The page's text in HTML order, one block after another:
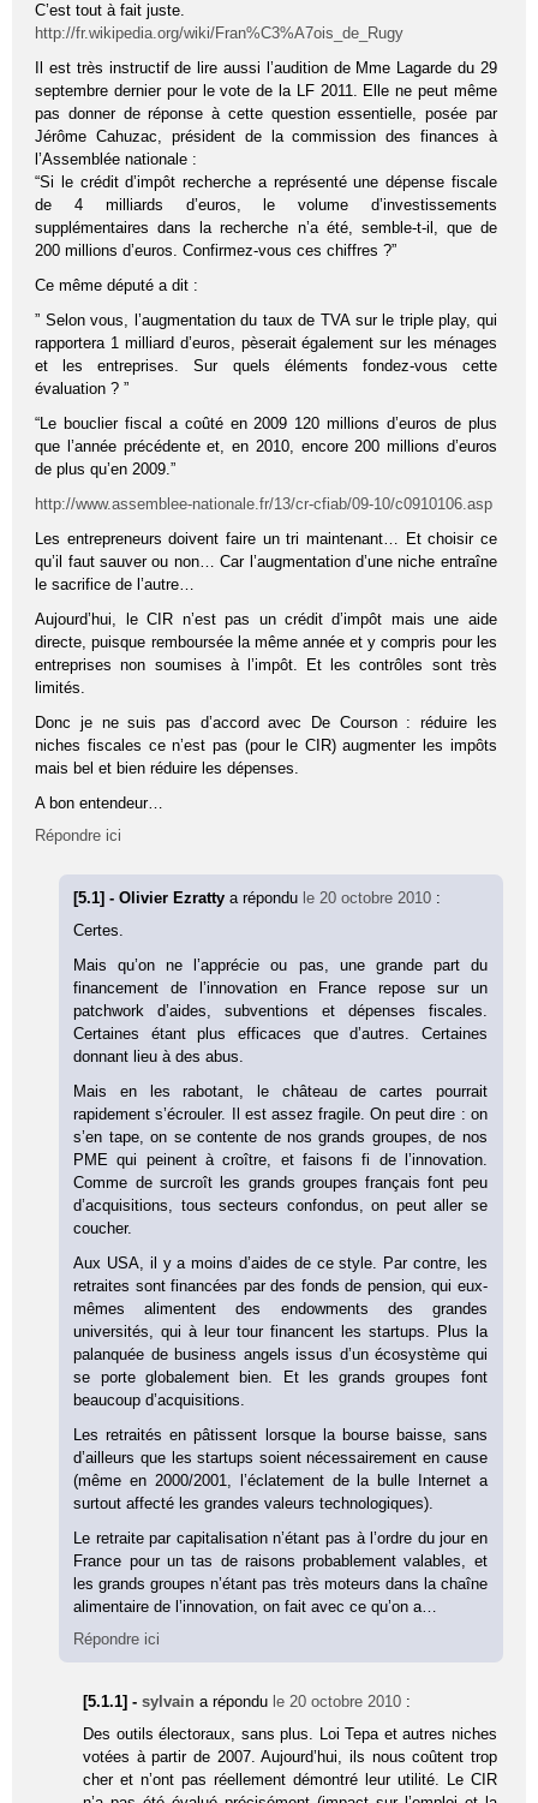
C’est tout à fait juste.
http://fr.wikipedia.org/wiki/Fran%C3%A7ois_de_Rugy
Il est très instructif de lire aussi l’audition de Mme Lagarde du 29
septembre dernier pour le vote de la LF 2011. Elle ne peut même
pas donner de réponse à cette question essentielle, posée par
Jérôme Cahuzac, président de la commission des finances à
l’Assemblée nationale :
“Si le crédit d’impôt recherche a représenté une dépense fiscale
de 4 milliards d’euros, le volume d’investissements
supplémentaires dans la recherche n’a été, semble-t-il, que de
200 millions d’euros. Confirmez-vous ces chiffres ?”
Ce même député a dit :
” Selon vous, l’augmentation du taux de TVA sur le triple play, qui
rapportera 1 milliard d’euros, pèserait également sur les ménages
et les entreprises. Sur quels éléments fondez-vous cette
évaluation ? ”
“Le bouclier fiscal a coûté en 2009 120 millions d’euros de plus
que l’année précédente et, en 2010, encore 200 millions d’euros
de plus qu’en 2009.”
http://www.assemblee-nationale.fr/13/cr-cfiab/09-10/c0910106.asp
Les entrepreneurs doivent faire un tri maintenant… Et choisir ce
qu’il faut sauver ou non… Car l’augmentation d’une niche entraîne
le sacrifice de l’autre…
Aujourd’hui, le CIR n’est pas un crédit d’impôt mais une aide
directe, puisque remboursée la même année et y compris pour les
entreprises non soumises à l’impôt. Et les contrôles sont très
limités.
Donc je ne suis pas d’accord avec De Courson : réduire les
niches fiscales ce n’est pas (pour le CIR) augmenter les impôts
mais bel et bien réduire les dépenses.
A bon entendeur…
Répondre ici
[5.1] - Olivier Ezrattya répondu le 20 octobre 2010 :
Certes.
Mais qu’on ne l’apprécie ou pas, une grande part du
financement de l’innovation en France repose sur un
patchwork d’aides, subventions et dépenses fiscales.
Certaines étant plus efficaces que d’autres. Certaines
donnant lieu à des abus.
Mais en les rabotant, le château de cartes pourrait
rapidement s’écrouler. Il est assez fragile. On peut dire : on
s’en tape, on se contente de nos grands groupes, de nos
PME qui peinent à croître, et faisons fi de l’innovation.
Comme de surcroît les grands groupes français font peu
d’acquisitions, tous secteurs confondus, on peut aller se
coucher.
Aux USA, il y a moins d’aides de ce style. Par contre, les
retraites sont financées par des fonds de pension, qui eux-
mêmes alimentent des endowments des grandes
universités, qui à leur tour financent les startups. Plus la
palanquée de business angels issus d’un écosystème qui
se porte globalement bien. Et les grands groupes font
beaucoup d’acquisitions.
Les retraités en pâtissent lorsque la bourse baisse, sans
d’ailleurs que les startups soient nécessairement en cause
(même en 2000/2001, l’éclatement de la bulle Internet a
surtout affecté les grandes valeurs technologiques).
Le retraite par capitalisation n’étant pas à l’ordre du jour en
France pour un tas de raisons probablement valables, et
les grands groupes n’étant pas très moteurs dans la chaîne
alimentaire de l’innovation, on fait avec ce qu’on a…
Répondre ici
[5.1.1] -sylvain a répondu le 20 octobre 2010 :
Des outils électoraux, sans plus. Loi Tepa et autres niches
votées à partir de 2007. Aujourd’hui, ils nous coûtent trop
cher et n’ont pas réellement démontré leur utilité. Le CIR